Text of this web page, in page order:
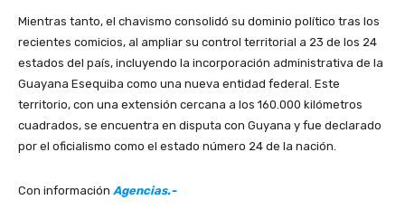
Mientras tanto, el chavismo consolidó su dominio político tras los
recientes comicios, al ampliar su control territorial a 23 de los 24
estados del país, incluyendo la incorporación administrativa de la
Guayana Esequiba como una nueva entidad federal. Este
territorio, con una extensión cercana a los 160.000 kilómetros
cuadrados, se encuentra en disputa con Guyana y fue declarado
por el oficialismo como el estado número 24 de la nación.
Con información Agencias.-